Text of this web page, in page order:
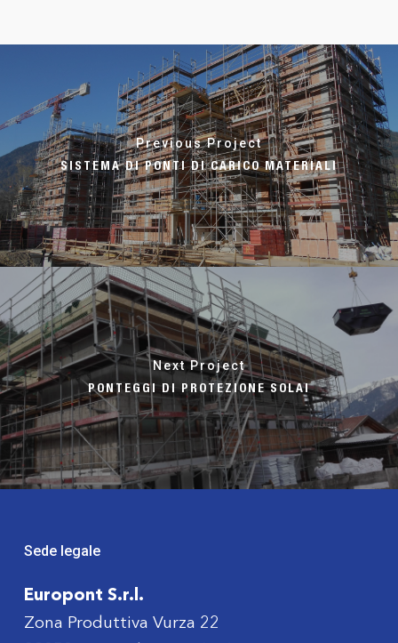
Previous Project
SISTEMA DI PONTI DI CARICO MATERIALI
Next Project
PONTEGGI DI PROTEZIONE SOLAI
Sede legale
Europont S.r.l.
Zona Produttiva Vurza 22